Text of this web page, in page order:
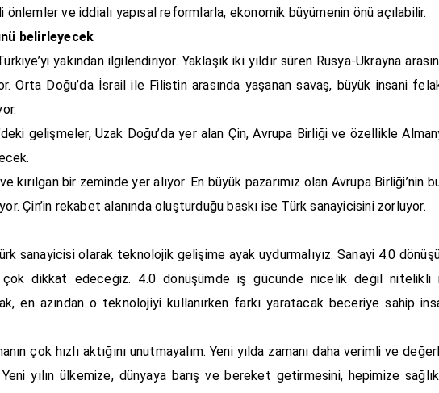
ve iddialı yapısal reformlarla, ekonomik büyümenin önü açılabilir.
belirleyecek
yakından ilgilendiriyor. Yaklaşık iki yıldır süren Rusya-Ukrayna
Doğu’da İsrail ile Filistin arasında yaşanan savaş, büyük insani
gelişmeler, Uzak Doğu’da yer alan Çin, Avrupa Birliği ve özellikle
kırılgan bir zeminde yer alıyor. En büyük pazarımız olan Avrupa Birliği’nin
Çin’in rekabet alanında oluşturduğu baskı ise Türk sanayicisini zorluyor.
sanayicisi olarak teknolojik gelişime ayak uydurmalıyız. Sanayi 4.0
dikkat edeceğiz. 4.0 dönüşümde iş gücünde nicelik değil nitelikli
en azından o teknolojiyi kullanırken farkı yaratacak beceriye sahip
çok hızlı aktığını unutmayalım. Yeni yılda zamanı daha verimli ve
yılın ülkemize, dünyaya barış ve bereket getirmesini, hepimize